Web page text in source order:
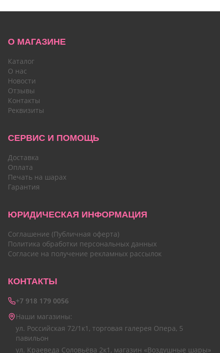
О МАГАЗИНЕ
Каталог
О нас
Новости
Отзывы
Контакты
Реквизиты
СЕРВИС И ПОМОЩЬ
Доставка
Оплата
Печать на шарах
Гарантия
ЮРИДИЧЕСКАЯ ИНФОРМАЦИЯ
Соглашение (Публичная оферта)
Политика обработки персональных данных
Согласие на получение рекламных рассылок
КОНТАКТЫ
+7 918 179 0056
Наши магазины:
ул. Российская 72/1к1, торговая галерея Опера, 5
павильон
ул. Краеведа Соловьёва 2к1, магазин «Воздушные шары»